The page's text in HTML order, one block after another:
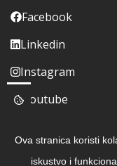
Facebook
Linkedin
Instagram
Youtube
Ova stranica koristi
iskustvo i